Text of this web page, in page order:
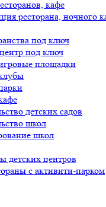
кафе
ресторана, ночного
под ключ
под ключ
площадки
детских садов
школ
школ
детских центров
с активити-парком